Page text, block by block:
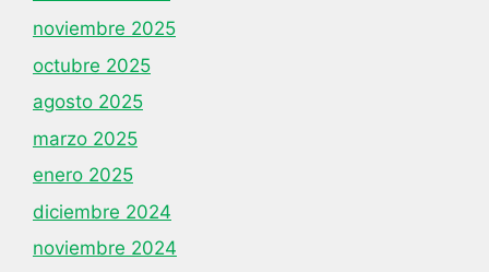
noviembre 2025
octubre 2025
agosto 2025
marzo 2025
enero 2025
diciembre 2024
noviembre 2024